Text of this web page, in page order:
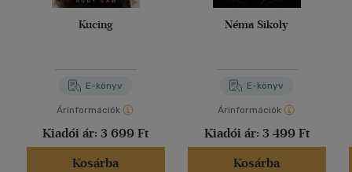
Kucing
E-könyv
Árinformációk
Kiadói ár: 3 699 Ft
Kosárba
Néma Sikoly
E-könyv
Árinformációk
Kiadói ár: 3 499 Ft
Kosárba